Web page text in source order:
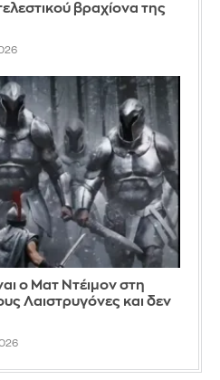
βραχίονα της
ο Ματ Ντέιμον στη
Λαιστρυγόνες και δεν